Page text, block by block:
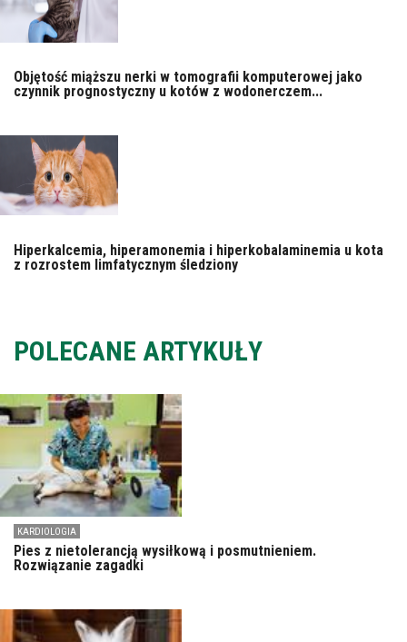
Objętość miąższu nerki w tomografii komputerowej jako
czynnik prognostyczny u kotów z wodonerczem...
Hiperkalcemia, hiperamonemia i hiperkobalaminemia u kota
z rozrostem limfatycznym śledziony
POLECANE ARTYKUŁY
KARDIOLOGIA
Pies z nietolerancją wysiłkową i posmutnieniem.
Rozwiązanie zagadki